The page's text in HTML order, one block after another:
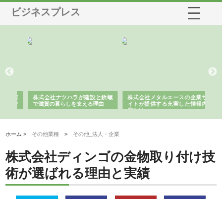
ビジネスプレス
株式会社ナツハラが建設と鋲螺
で滋賀の暮らしを支える理由
株式会社メタルエースの企業サ
イトが提供する充実した情報内
容とは
ホーム > その他業種 > その他_法人・企業
株式会社ディンゴの金物取り付け技
術が選ばれる理由と実績